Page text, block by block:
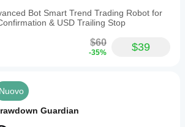
Bot Smart Trend Trading Robot for
& USD Trailing Stop
$60
-35% $39
Nuovo
Guardian